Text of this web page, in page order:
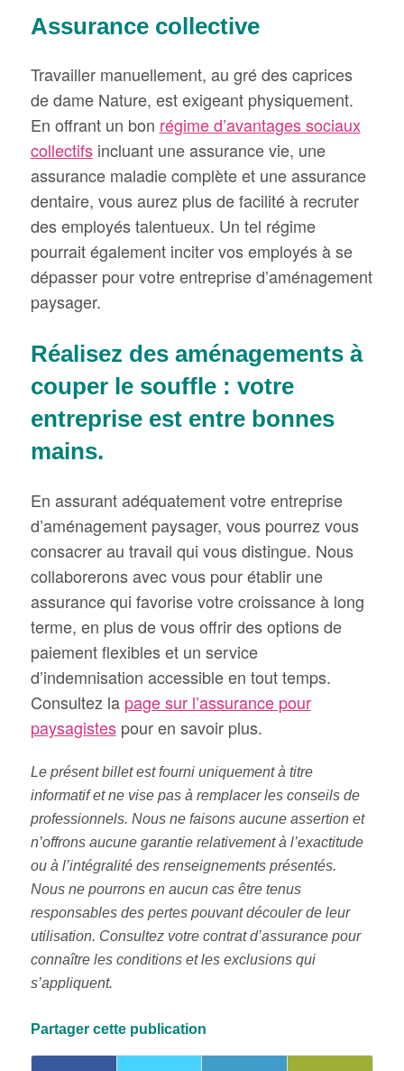
Assurance collective
Travailler manuellement, au gré des caprices
de dame Nature, est exigeant physiquement.
En offrant un bon régime d’avantages sociaux
collectifsincluant une assurance vie, une
assurance maladie complète et une assurance
dentaire, vous aurez plus de facilité à recruter
des employés talentueux. Un tel régime
pourrait également inciter vos employés à se
dépasser pour votre entreprise d’aménagement
paysager.
Réalisez des aménagements à
couper le souffle : votre
entreprise est entre bonnes
mains.
En assurant adéquatement votre entreprise
d’aménagement paysager, vous pourrez vous
consacrer au travail qui vous distingue. Nous
collaborerons avec vous pour établir une
assurance qui favorise votre croissance à long
terme, en plus de vous offrir des options de
paiement flexibles et un service
d’indemnisation accessible en tout temps.
Consultez la page sur l’assurance pour
paysagistespour en savoir plus.
Le présent billet est fourni uniquement à titre
informatif et ne vise pas à remplacer les conseils de
professionnels. Nous ne faisons aucune assertion et
n’offrons aucune garantie relativement à l’exactitude
ou à l’intégralité des renseignements présentés.
Nous ne pourrons en aucun cas être tenus
responsables des pertes pouvant découler de leur
utilisation. Consultez votre contrat d’assurance pour
connaître les conditions et les exclusions qui
s’appliquent.
Partager cette publication